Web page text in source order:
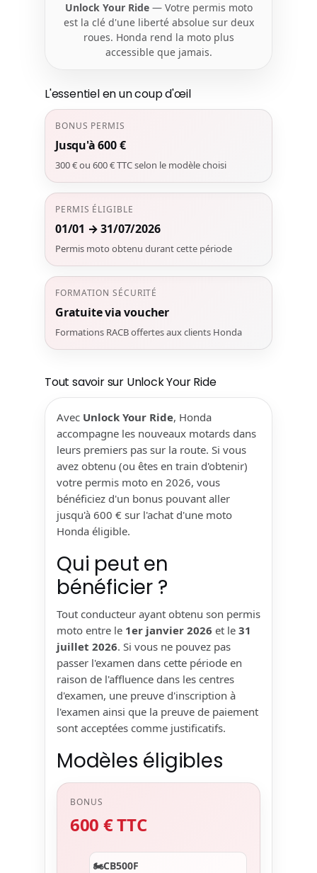
Unlock Your Ride— Votre permis moto
est la clé d'une liberté absolue sur deux
roues. Honda rend la moto plus
accessible que jamais.
L'essentiel en un coup d'œil
BONUS PERMIS
Jusqu'à 600 €
300 € ou 600 € TTC selon le modèle choisi
PERMIS ÉLIGIBLE
01/01 → 31/07/2026
Permis moto obtenu durant cette période
FORMATION SÉCURITÉ
Gratuite via voucher
Formations RACB offertes aux clients Honda
Tout savoir sur Unlock Your Ride
Avec Unlock Your Ride, Honda
accompagne les nouveaux motards dans
leurs premiers pas sur la route. Si vous
avez obtenu (ou êtes en train d'obtenir)
votre permis moto en 2026, vous
bénéficiez d'un bonus pouvant aller
jusqu'à 600 € sur l'achat d'une moto
Honda éligible.
Qui peut en
bénéficier ?
Tout conducteur ayant obtenu son permis
moto entre le 1er janvier 2026 et le 31
juillet 2026. Si vous ne pouvez pas
passer l'examen dans cette période en
raison de l'affluence dans les centres
d'examen, une preuve d'inscription à
l'examen ainsi que la preuve de paiement
sont acceptées comme justificatifs.
Modèles éligibles
BONUS
600 € TTC
CB500F